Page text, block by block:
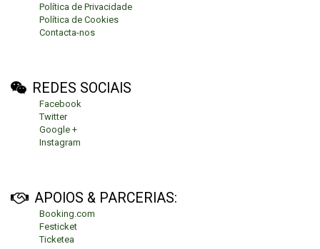
Política de Privacidade
Política de Cookies
Contacta-nos
REDES SOCIAIS
Facebook
Twitter
Google +
Instagram
APOIOS & PARCERIAS:
Booking.com
Festicket
Ticketea